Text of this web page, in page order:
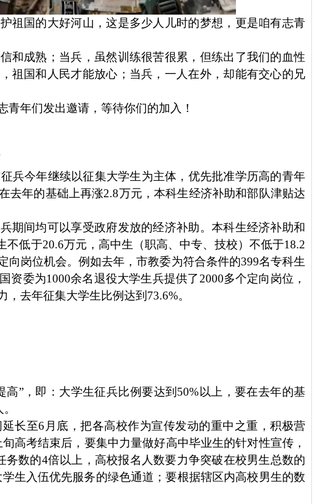
祖国的大好河山，这是多少人儿时的梦想，更是咱有志青
和成熟；当兵，虽然训练很苦很累，但练出了我们的血性
祖国和人民才能放心；当兵，一人在外，却能有交心的兄
年们发出邀请，等待你们的加入！
兵今年继续以征集大学生为主体，优先批准学历高的青年
去年的基础上再涨2.8万元，本科生经济补助和部队津贴达
期间均可以享受政府发放的经济补助。本科生经济补助和
低于20.6万元，高中生（职高、中专、技校）不低于18.2
向岗位机会。例如去年，市教委为符合条件的399名专科生
资委为1000余名退役大学生兵提供了2000多个定向岗位，
去年征集大学生比例达到73.6%。
”，即：大学生征兵比例要达到50%以上，要在去年的基
长至6月底，把各高校作为宣传发动的重中之重，积极营
高考结束后，要集中力量做好高中毕业生的针对性宣传，
数的4倍以上，高校报名人数要力争突破在校男生总数的
生入伍优先服务的绿色通道；要根据辖区内高校男生的数